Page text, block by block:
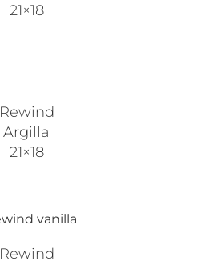
21×18
Rewind
Argilla
21×18
Rewind